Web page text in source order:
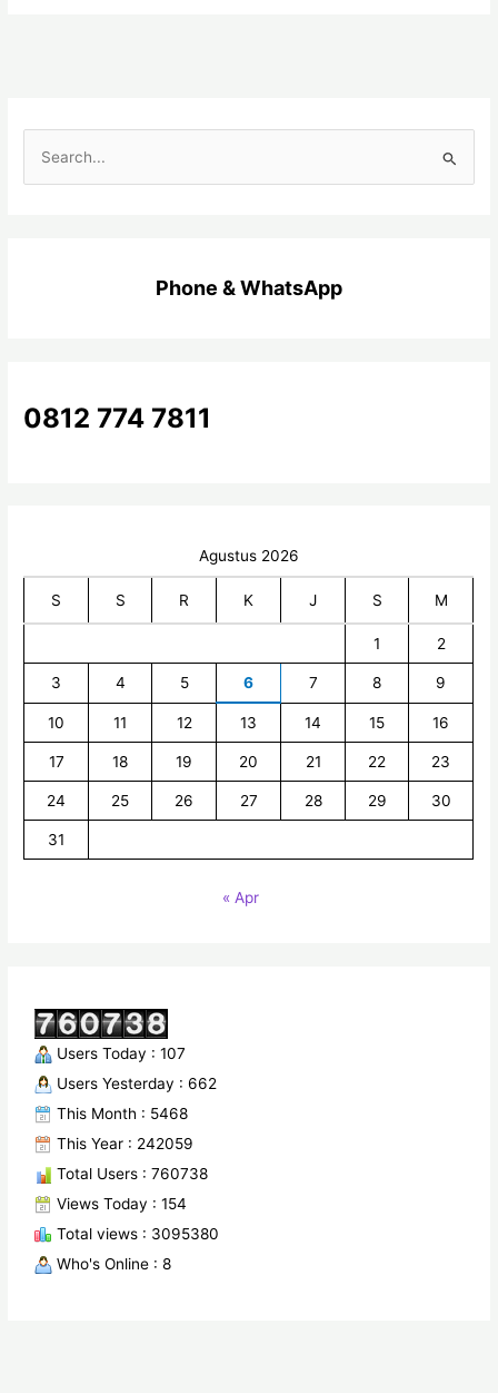
:
Phone & WhatsApp
0812 774 7811
Agustus 2026
S S R K J S M
1 2
3 4 5 6 7 8 9
10 11 12 13 14 15 16
17 18 19 20 21 22 23
24 25 26 27 28 29 30
31
« Apr
Users Today : 107
Users Yesterday : 662
This Month : 5468
This Year : 242059
Total Users : 760738
Views Today : 154
Total views : 3095380
Who's Online : 8